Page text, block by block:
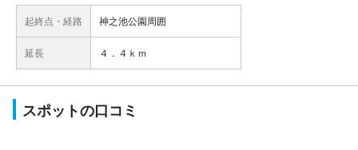
起終点・経路 神之池公園周囲
延長 ４．４ｋｍ
スポットの口コミ